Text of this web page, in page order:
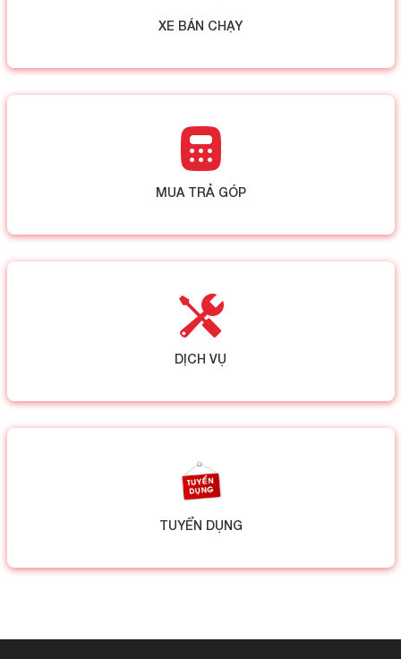
XE BÁN CHẠY
MUA TRẢ GÓP
DỊCH VỤ
TUYỂN DỤNG